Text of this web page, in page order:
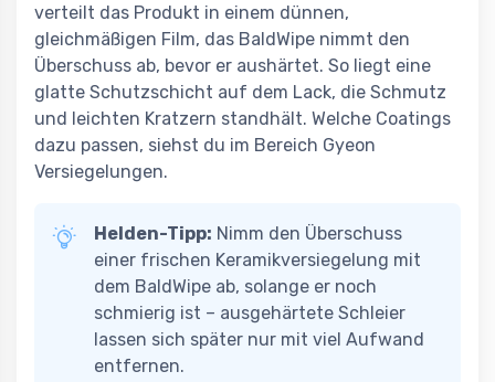
verteilt das Produkt in einem dünnen,
gleichmäßigen Film, das BaldWipe nimmt den
Überschuss ab, bevor er aushärtet. So liegt eine
glatte Schutzschicht auf dem Lack, die Schmutz
und leichten Kratzern standhält. Welche Coatings
dazu passen, siehst du im Bereich Gyeon
Versiegelungen.
Helden-Tipp: Nimm den Überschuss
einer frischen Keramikversiegelung mit
dem BaldWipe ab, solange er noch
schmierig ist – ausgehärtete Schleier
lassen sich später nur mit viel Aufwand
entfernen.